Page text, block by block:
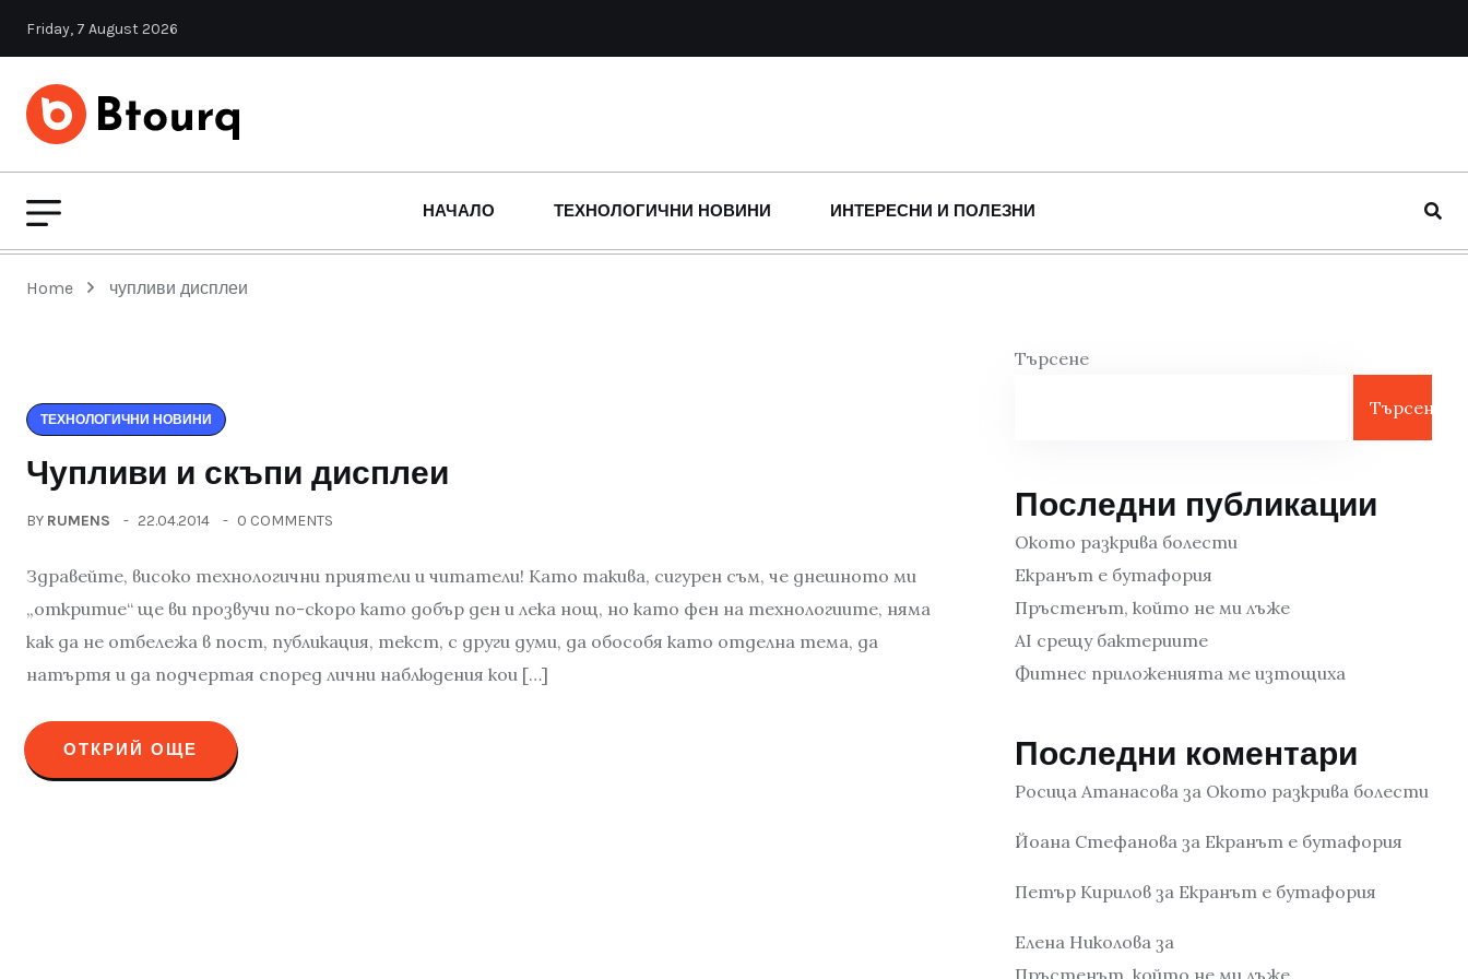
Friday, 7 August 2026
НАЧАЛО ТЕХНОЛОГИЧНИ НОВИНИ ИНТЕРЕСНИ И ПОЛЕЗНИ
Home чупливи дисплеи
ТЕХНОЛОГИЧНИ НОВИНИ
Чупливи и скъпи дисплеи
BY RUMENS 22.04.2014 0 COMMENTS
Здравейте, високо технологични приятели и читатели! Като такива, сигурен съм, че днешното ми
„откритие“ ще ви прозвучи по-скоро като добър ден и лека нощ, но като фен на технологиите, няма
как да не отбележа в пост, публикация, текст, с други думи, да обособя като отделна тема, да
натъртя и да подчертая според лични наблюдения кои […]
ОТКРИЙ ОЩЕ
Търсене
Търсене
Последни публикации
Окото разкрива болести
Екранът е бутафория
Пръстенът, който не ми лъже
AI срещу бактериите
Фитнес приложенията ме изтощиха
Последни коментари
Росица Атанасова за Окото разкрива болести
Йоана Стефанова за Екранът е бутафория
Петър Кирилов за Екранът е бутафория
Елена Николова за
Пръстенът, който не ми лъже